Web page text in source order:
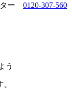
ター 0120-307-560
う